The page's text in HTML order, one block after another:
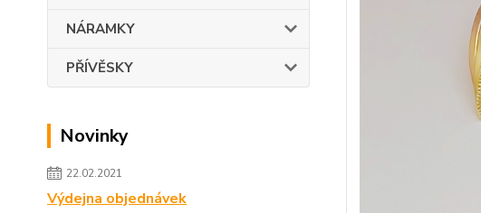
NÁRAMKY
PŘÍVĚSKY
Novinky
22.02.2021
Výdejna objednávek